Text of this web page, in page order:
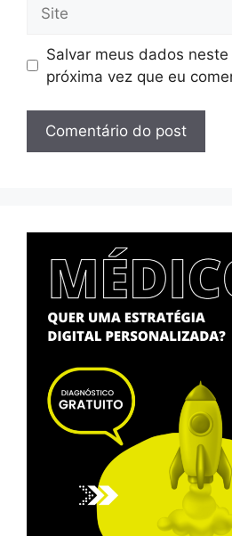
Salvar meus dados
próxima vez que eu